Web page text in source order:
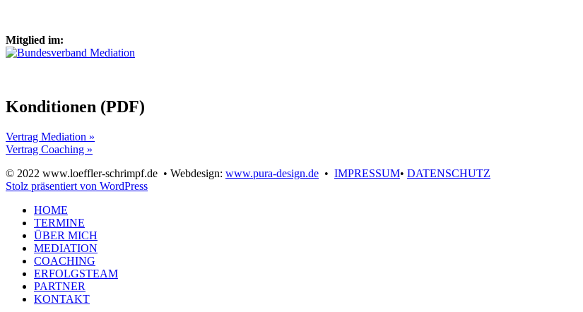
Mitglied im:
Konditionen (PDF)
Vertrag Mediation »
Vertrag Coaching »
© 2022 www.loeffler-schrimpf.de • Webdesign: www.pura-design.de • IMPRESSUM• DATENSCHUTZ
Stolz präsentiert von WordPress
HOME
TERMINE
ÜBER MICH
MEDIATION
COACHING
ERFOLGSTEAM
PARTNER
KONTAKT